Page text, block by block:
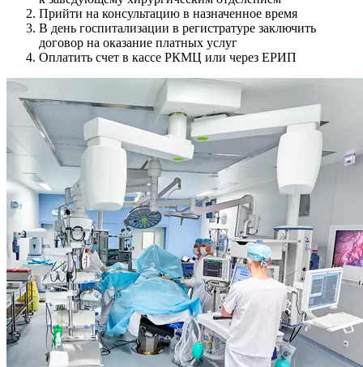
Прийти на консультацию в назначенное время
В день госпитализации в регистратуре заключить
договор на оказание платных услуг
Оплатить счет в кассе РКМЦ или через ЕРИП